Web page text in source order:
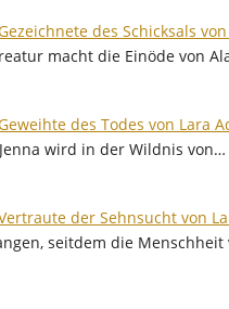
des Schicksals
macht die Einöde von
des Todes von Lara
wird in der Wildnis von…
der Sehnsucht von
seitdem die